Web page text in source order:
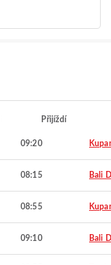
Přijíždí
09:20
08:15 Bali
08:55
09:10 Bali